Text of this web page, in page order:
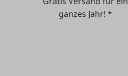
ganzes Jahr! *